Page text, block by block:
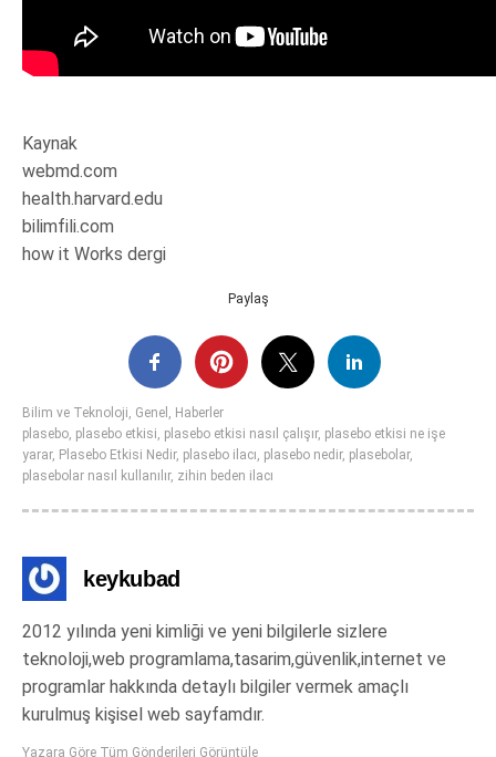
Kaynak
webmd.com
health.harvard.edu
bilimfili.com
how it Works dergi
Paylaş
Bilim ve Teknoloji, Genel , Haberler
plasebo, plasebo etkisi, plasebo etkisi nasıl çalışır, plasebo etkisi ne işe
yarar, Plasebo Etkisi Nedir, plasebo ilacı, plasebo nedir, plasebolar,
plasebolar nasıl kullanılır, zihin beden ilacı
keykubad
2012 yılında yeni kimliği ve yeni bilgilerle sizlere
teknoloji,web programlama,tasarim,güvenlik,internet ve
programlar hakkında detaylı bilgiler vermek amaçlı
kurulmuş kişisel web sayfamdır.
Yazara Göre Tüm Gönderileri Görüntüle